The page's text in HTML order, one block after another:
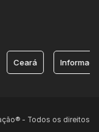
Ceará Informação
- Todos os direitos